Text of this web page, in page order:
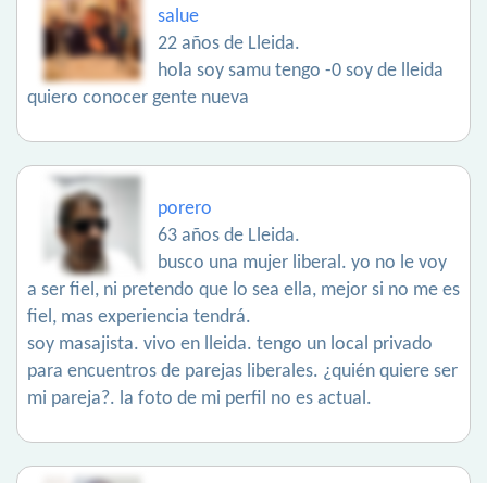
salue
22 años de Lleida.
hola soy samu tengo -0 soy de lleida
quiero conocer gente nueva
porero
63 años de Lleida.
busco una mujer liberal. yo no le voy
a ser fiel, ni pretendo que lo sea ella, mejor si no me es
fiel, mas experiencia tendrá.
soy masajista. vivo en lleida. tengo un local privado
para encuentros de parejas liberales. ¿quién quiere ser
mi pareja?. la foto de mi perfil no es actual.